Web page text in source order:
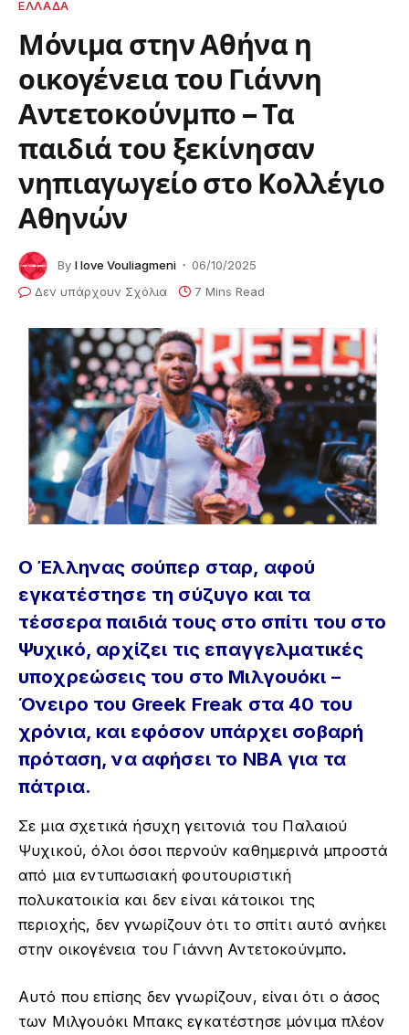
ΕΛΛΆΔΑ
Μόνιμα στην Αθήνα η
οικογένεια του Γιάννη
Αντετοκούνμπο – Τα
παιδιά του ξεκίνησαν
νηπιαγωγείο στο Κολλέγιο
Αθηνών
By I love Vouliagmeni
06/10/2025
Δεν υπάρχουν Σχόλια
7 Mins Read
O Έλληνας σούπερ σταρ, αφού
εγκατέστησε τη σύζυγο και τα
τέσσερα παιδιά τους στο σπίτι του στο
Ψυχικό, αρχίζει τις επαγγελματικές
υποχρεώσεις του στο Μιλγουόκι –
Όνειρο του Greek Freak στα 40 του
χρόνια, και εφόσον υπάρχει σοβαρή
πρόταση, να αφήσει το NBA για τα
πάτρια.
Σε μια σχετικά ήσυχη γειτονιά του Παλαιού
Ψυχικού, όλοι όσοι περνούν καθημερινά μπροστά
από μια εντυπωσιακή φουτουριστική
πολυκατοικία και δεν είναι κάτοικοι της
περιοχής, δεν γνωρίζουν ότι το σπίτι αυτό ανήκει
στην οικογένεια του Γιάννη Αντετοκούνμπο.
Αυτό που επίσης δεν γνωρίζουν, είναι ότι ο άσος
των Μιλγουόκι Μπακς εγκατέστησε μόνιμα πλέον